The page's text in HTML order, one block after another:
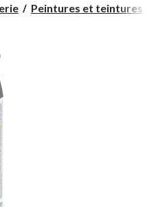
Peintures et teintures